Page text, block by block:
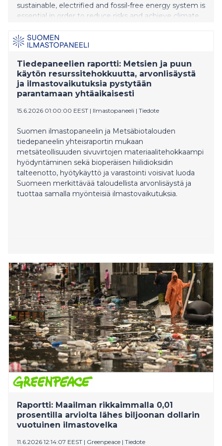
sustainable, electrified and fossil-free energy system is
essential in order to reduce risks and achieve climate
weakens energy security and limits opportunities for
economic growth. Although the use of imported fossil
action is still needed to advance a sustainable energy
transition.
Tiedepaneelien raportti: Metsien ja puun
käytön resurssitehokkuutta, arvonlisäystä
ja ilmastovaikutuksia pystytään
parantamaan yhtäaikaisesti
15.6.2026 01:00:00 EEST | Ilmastopaneeli | Tiedote
Suomen ilmastopaneelin ja Metsäbiotalouden
tiedepaneelin yhteisraportin mukaan
metsäteollisuuden sivuvirtojen materiaalitehokkaampi
hyödyntäminen sekä bioperäisen hiilidioksidin
talteenotto, hyötykäyttö ja varastointi voisivat luoda
Suomeen merkittävää taloudellista arvonlisäystä ja
tuottaa samalla myönteisiä ilmastovaikutuksia.
Raportti: Maailman rikkaimmalla 0,01
prosentilla arviolta lähes biljoonan dollarin
vuotuinen ilmastovelka
11.6.2026 12:14:07 EEST | Greenpeace | Tiedote